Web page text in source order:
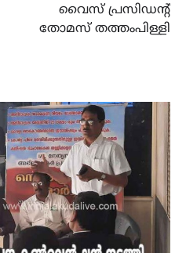
വൈസ് പ്രസിഡന്റ്
തോമസ് തത്തംപിള്ളി